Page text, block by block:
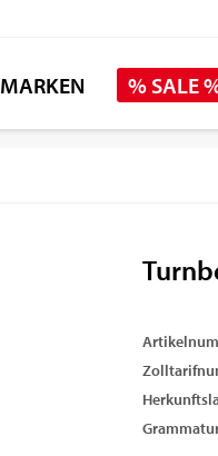
MARKEN % SALE